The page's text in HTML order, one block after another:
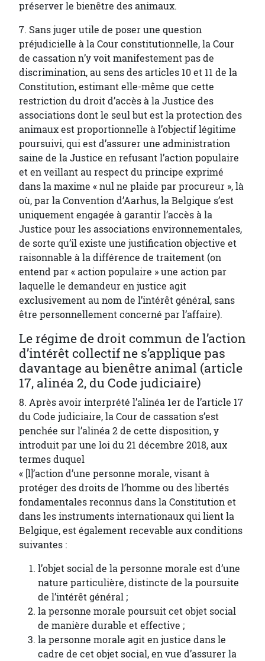
préserver le bienêtre des animaux.
7. Sans juger utile de poser une question
préjudicielle à la Cour constitutionnelle, la Cour
de cassation n’y voit manifestement pas de
discrimination, au sens des articles 10 et 11 de la
Constitution, estimant elle-même que cette
restriction du droit d’accès à la Justice des
associations dont le seul but est la protection des
animaux est proportionnelle à l’objectif légitime
poursuivi, qui est d’assurer une administration
saine de la Justice en refusant l’action populaire
et en veillant au respect du principe exprimé
dans la maxime « nul ne plaide par procureur », là
où, par la Convention d’Aarhus, la Belgique s’est
uniquement engagée à garantir l’accès à la
Justice pour les associations environnementales,
de sorte qu’il existe une justification objective et
raisonnable à la différence de traitement (on
entend par « action populaire » une action par
laquelle le demandeur en justice agit
exclusivement au nom de l’intérêt général, sans
être personnellement concerné par l’affaire).
Le régime de droit commun de l’action
d’intérêt collectif ne s’applique pas
davantage au bienêtre animal (article
17, alinéa 2, du Code judiciaire)
8. Après avoir interprété l’alinéa 1er de l’article 17
du Code judiciaire, la Cour de cassation s’est
penchée sur l’alinéa 2 de cette disposition, y
introduit par une loi du 21 décembre 2018, aux
termes duquel
« [l]’action d’une personne morale, visant à
protéger des droits de l’homme ou des libertés
fondamentales reconnus dans la Constitution et
dans les instruments internationaux qui lient la
Belgique, est également recevable aux conditions
suivantes :
l’objet social de la personne morale est d’une
nature particulière, distincte de la poursuite
de l’intérêt général ;
la personne morale poursuit cet objet social
de manière durable et effective ;
la personne morale agit en justice dans le
cadre de cet objet social, en vue d’assurer la